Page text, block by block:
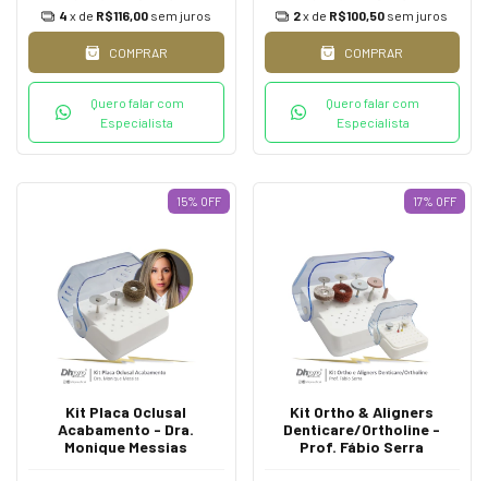
4 x de R$116,00 sem juros
COMPRAR
Quero falar com
Especialista
2x de R$100,50 sem juros
COMPRAR
Quero falar com
Especialista
15% OFF
Kit Placa Oclusal
Acabamento - Dra.
Monique Messias
17% OFF
Kit Ortho & Aligners
Denticare/Ortholine -
Prof. Fábio Serra